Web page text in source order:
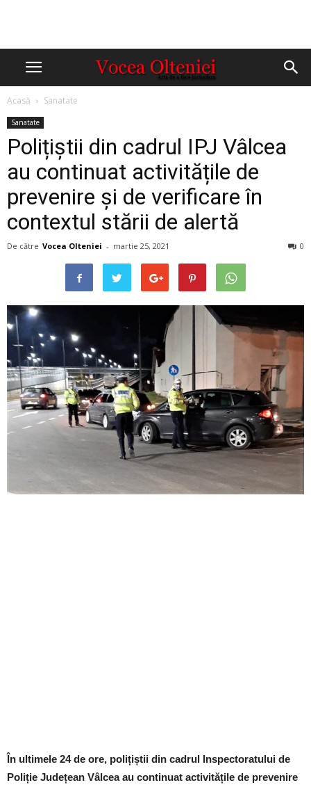
Acasă Sanatate
Sanatate
Polițiștii din cadrul IPJ Vâlcea
au continuat activitățile de
prevenire și de verificare în
contextul stării de alertă
De către Vocea Olteniei - martie 25, 2021 0
În ultimele 24 de ore, polițiștii din cadrul Inspectoratului de
Poliție Județean Vâlcea au continuat activitățile de prevenire